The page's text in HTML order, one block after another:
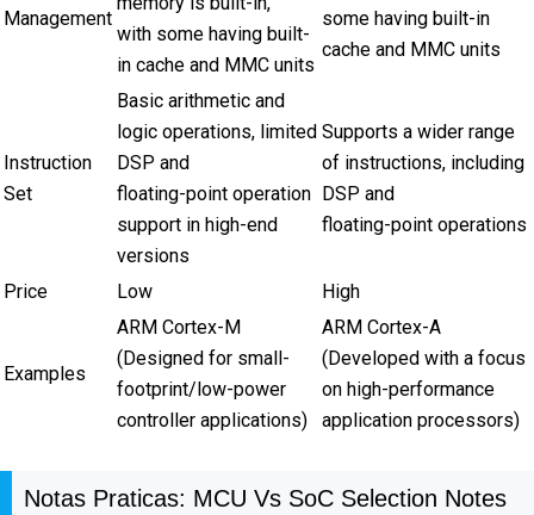
Management
with some having built-
in cache and MMC units
some having built-in
cache and MMC units
Instruction
Set
Basic arithmetic and
logic operations, limited
DSP and
floating-point operation
support in high-end
versions
Supports a wider range
of instructions, including
DSP and
floating-point operations
Price Low High
Examples
ARM Cortex-M
(Designed for small-
footprint/low-power
controller applications)
ARM Cortex-A
(Developed with a focus
on high-performance
application processors)
Notas Praticas: MCU Vs SoC Selection Notes